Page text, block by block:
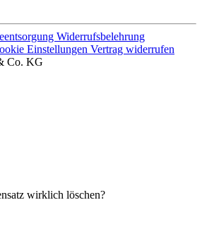
Widerrufsbelehrung
Einstellungen Vertrag widerrufen
Co. KG
wirklich löschen?